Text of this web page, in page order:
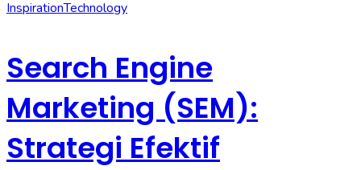
InspirationTechnology
Search Engine
Marketing (SEM):
Strategi Efektif